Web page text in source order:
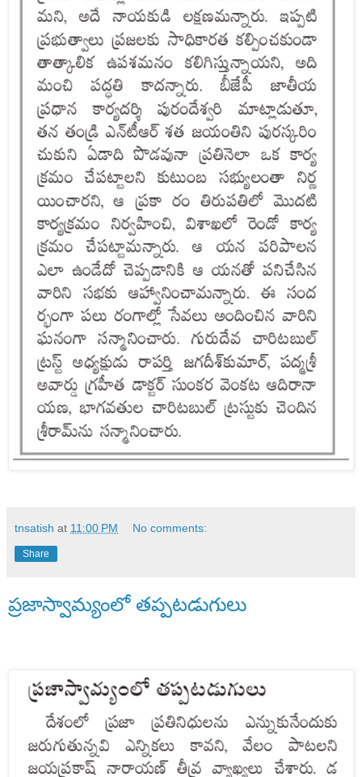
tnsatish at 11:00 PM No comments:
Share
ప్రజాస్వామ్యంలో తప్పటడుగులు